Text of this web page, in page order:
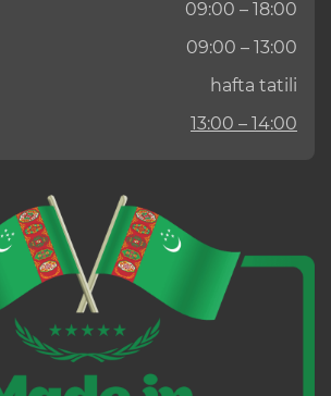
09:00 – 18:00
09:00 – 13:00
hafta tatili
13:00 – 14:00